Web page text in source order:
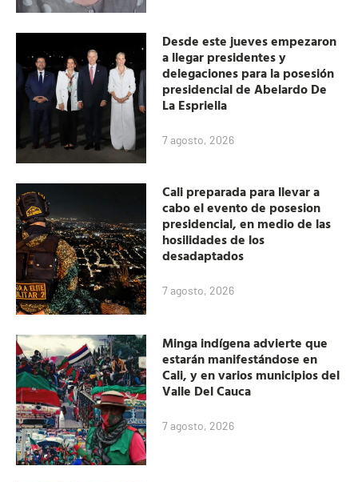
Desde este jueves empezaron
a llegar presidentes y
delegaciones para la posesión
presidencial de Abelardo De
La Espriella
7 agosto, 2026
Cali preparada para llevar a
cabo el evento de posesion
presidencial, en medio de las
hosilidades de los
desadaptados
7 agosto, 2026
Minga indígena advierte que
estarán manifestándose en
Cali, y en varios municipios del
Valle Del Cauca
7 agosto, 2026